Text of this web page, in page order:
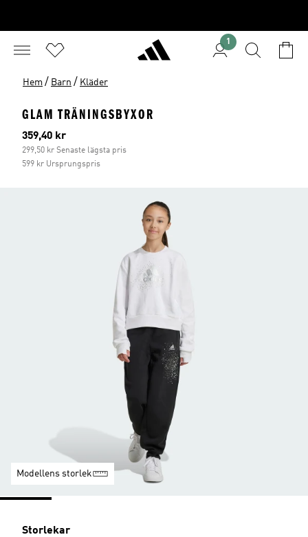
1
Hem / Barn / Kläder
GLAM TRÄNINGSBYXOR
Aktuellt pris
359,40 kr
299,50 kr Senaste lägsta pris
599 kr Ursprungspris
Modellens storlek
Storlekar